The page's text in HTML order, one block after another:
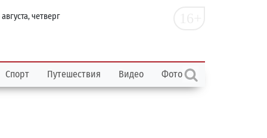
четверг
Спорт Путешествия Видео Фото